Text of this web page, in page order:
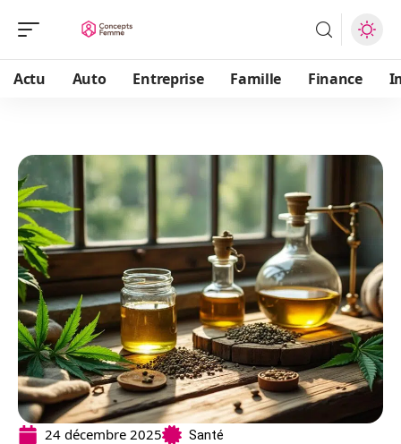
Actu Auto Entreprise Famille Finance
24 décembre 2025 Santé